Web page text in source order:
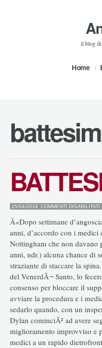
il blog
Home
25/04/2018 COMMENTI DISABILITATI
Â«Dopo settimane
anni, d’accordo con i
Nottingham che non
anni, ndr.) alcuna chance di
straziante di staccare la
del VenerdÃ¬ Santo, lo
consenso per bloccare il
avviare la procedura e i
sedarlo quando, con un
Dylan cominciÃ² ad avere
miglioramento improvviso e
medici a un rapido